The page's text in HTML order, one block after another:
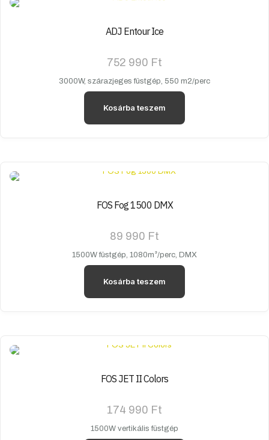
ADJ Entour Ice
752 990 Ft
3000W, szárazjeges füstgép, 550 m2/perc
Kosárba teszem
FOS Fog 1500 DMX
89 990 Ft
1500W füstgép, 1080m³/perc, DMX
Kosárba teszem
FOS JET II Colors
174 990 Ft
1500W vertikális füstgép